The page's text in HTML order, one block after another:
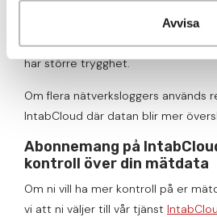
Avvisa
Om ni vill ha mer kontroll på er
vi att ni väljer till vårt abonnemang
har större trygghet.
Om flera nätverksloggers används
IntabCloud där datan blir mer
Abonnemang på
kontroll över din mätdata
Om ni vill ha mer kontroll på er
vi att ni väljer till vår tjänst